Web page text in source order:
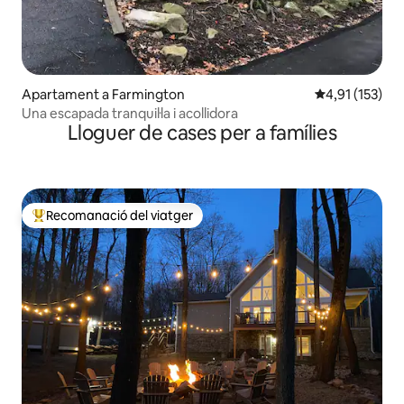
Apartament a Farmington 4,91 de
4,91 (153)
Una escapada tranquil·la i acollidora
Lloguer de cases per a famílies
Principals recomanacions dels viatgers
Recomanació del viatger